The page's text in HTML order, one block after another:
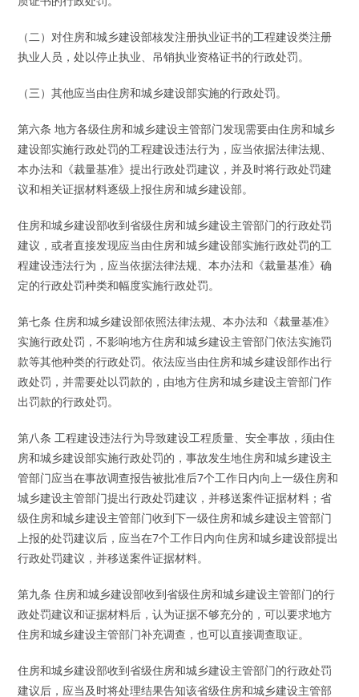
（二）对住房和城乡建设部核发注册执业证书的工程建设类注册
执业人员，处以停止执业、吊销执业资格证书的行政处罚。
（三）其他应当由住房和城乡建设部实施的行政处罚。
第六条 地方各级住房和城乡建设主管部门发现需要由住房和城乡
建设部实施行政处罚的工程建设违法行为，应当依据法律法规、
本办法和《裁量基准》提出行政处罚建议，并及时将行政处罚建
议和相关证据材料逐级上报住房和城乡建设部。
住房和城乡建设部收到省级住房和城乡建设主管部门的行政处罚
建议，或者直接发现应当由住房和城乡建设部实施行政处罚的工
程建设违法行为，应当依据法律法规、本办法和《裁量基准》确
定的行政处罚种类和幅度实施行政处罚。
第七条 住房和城乡建设部依照法律法规、本办法和《裁量基准》
实施行政处罚，不影响地方住房和城乡建设主管部门依法实施罚
款等其他种类的行政处罚。依法应当由住房和城乡建设部作出行
政处罚，并需要处以罚款的，由地方住房和城乡建设主管部门作
出罚款的行政处罚。
第八条 工程建设违法行为导致建设工程质量、安全事故，须由住
房和城乡建设部实施行政处罚的，事故发生地住房和城乡建设主
管部门应当在事故调查报告被批准后7个工作日内向上一级住房和
城乡建设主管部门提出行政处罚建议，并移送案件证据材料；省
级住房和城乡建设主管部门收到下一级住房和城乡建设主管部门
上报的处罚建议后，应当在7个工作日内向住房和城乡建设部提出
行政处罚建议，并移送案件证据材料。
第九条 住房和城乡建设部收到省级住房和城乡建设主管部门的行
政处罚建议和证据材料后，认为证据不够充分的，可以要求地方
住房和城乡建设主管部门补充调查，也可以直接调查取证。
住房和城乡建设部收到省级住房和城乡建设主管部门的行政处罚
建议后，应当及时将处理结果告知该省级住房和城乡建设主管部